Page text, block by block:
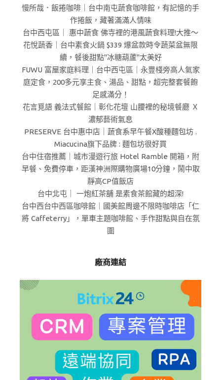
慢所哉．飯捲咖啡｜台中南屯蔬食咖啡館，有記憶的手
作捲飯，藏著滿滿人情味
台中西屯區｜ 惠中蔬食 佛寺裡的港風蔬食料理!大推～
花悅蔬香｜台中素食火鍋 $339 爆盆款時令蔬菜盆無限
續，餐後甜點"冰糖葫蘆"太美好
FUWU 富屋家庭料理｜台中西屯區｜永豐棧旁高人氣家
庭定食，200多元享主食、湯品、甜點，超完整套餐飽
足感滿分！
花言覓語 義法式餐館｜彰化花壇 山腰裡的秘境餐廳 Ｘ
濃郁藝術氣息
PRESERVE 台中惠中店｜蔬食系早午餐X酸種麵包坊 .
Miacucina旗下品牌 : 麵包坊很好買
台中住宿推薦｜城市漫遊行旅 Hotel Ramble 開箱，附
早餐、免費停車，距漢神洲際購物廣場10分鐘，鬧中取
靜高CP值飯店
台中北屯｜ 一炮紅茶舖 是素食茶館藏的超深!
台中西台中西區咖啡館｜國美館周邊不限時咖啡店「仁
將 Caffeterry」，單車主題咖啡館、手作甜點與自在氛
圍
廠商連結